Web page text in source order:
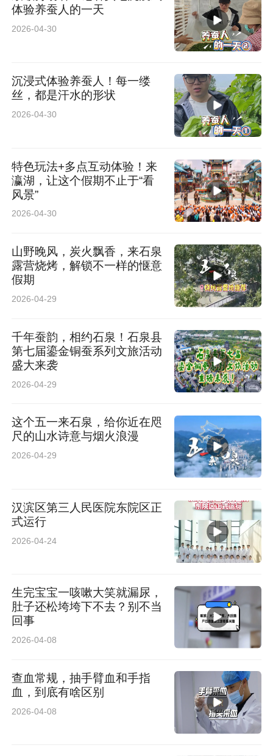
体验养蚕人的一天
2026-04-30
沉浸式体验养蚕人！每一缕
丝，都是汗水的形状
2026-04-30
特色玩法+多点互动体验！来
瀛湖，让这个假期不止于“看
风景”
2026-04-30
山野晚风，炭火飘香，来石泉
露营烧烤，解锁不一样的惬意
假期
2026-04-29
千年蚕韵，相约石泉！石泉县
第七届鎏金铜蚕系列文旅活动
盛大来袭
2026-04-29
这个五一来石泉，给你近在咫
尺的山水诗意与烟火浪漫
2026-04-29
汉滨区第三人民医院东院区正
式运行
2026-04-24
生完宝宝一咳嗽大笑就漏尿，
肚子还松垮垮下不去？别不当
回事
2026-04-08
查血常规，抽手臂血和手指
血，到底有啥区别
2026-04-08